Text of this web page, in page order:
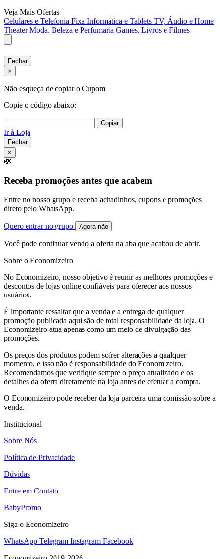
Veja Mais Ofertas
Celulares e Telefonia Fixa Informática e Tablets TV, Áudio e Home
TheaterModa, Beleza e Perfumaria Games, Livros e Filmes
Fechar
×
Não esqueça de copiar o Cupom
Copie o código abaixo:
Copiar
Ir à Loja
Fechar
×
💸
Receba promoções antes que acabem
Entre no nosso grupo e receba achadinhos, cupons e promoções
direto pelo WhatsApp.
Quero entrar no grupo Agora não
Você pode continuar vendo a oferta na aba que acabou de abrir.
Sobre o Economizeiro
No Economizeiro, nosso objetivo é reunir as melhores promoções e
descontos de lojas online confiáveis para oferecer aos nossos
usuários.
É importante ressaltar que a venda e a entrega de qualquer
promoção publicada aqui são de total responsabilidade da loja. O
Economizeiro atua apenas como um meio de divulgação das
promoções.
Os preços dos produtos podem sofrer alterações a qualquer
momento, e isso não é responsabilidade do Economizeiro.
Recomendamos que verifique sempre o preço atualizado e os
detalhes da oferta diretamente na loja antes de efetuar a compra.
O Economizeiro pode receber da loja parceira uma comissão sobre a
venda.
Institucional
Sobre Nós
Política de Privacidade
Dúvidas
Entre em Contato
BabyPromo
Siga o Economizeiro
WhatsApp Telegram Instagram Facebook